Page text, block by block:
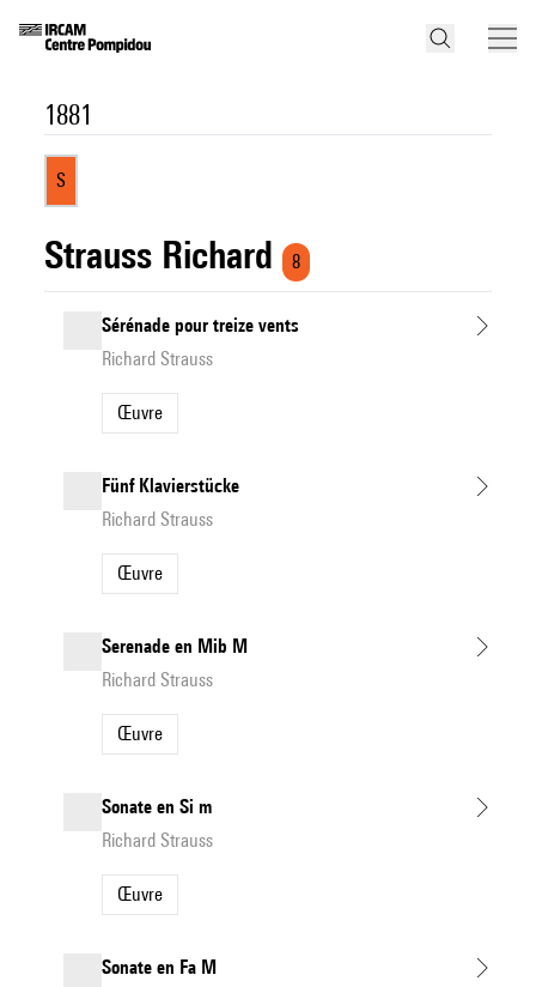
1881
S
Strauss Richard 8
Sérénade pour treize vents
Richard Strauss
Œuvre
Fünf Klavierstücke
Richard Strauss
Œuvre
Serenade en Mib M
Richard Strauss
Œuvre
Sonate en Si m
Richard Strauss
Œuvre
Sonate en Fa M